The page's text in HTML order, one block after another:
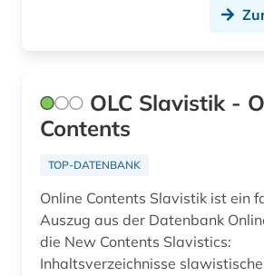
OLC Slavistik -
Contents
TOP-DATENBANK
Online Contents Slavistik ist ein
Auszug aus der Datenbank
die New Contents Slavistics:
Inhaltsverzeichnisse